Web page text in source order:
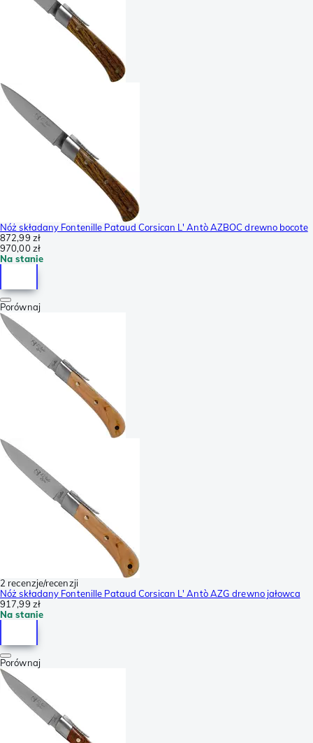
Nóż składany Fontenille Pataud Corsican L' Antò AZBOC drewno bocote
872,99 zł
970,00 zł
Na stanie
Porównaj
2 recenzje/recenzji
Nóż składany Fontenille Pataud Corsican L' Antò AZG drewno jałowca
917,99 zł
Na stanie
Porównaj